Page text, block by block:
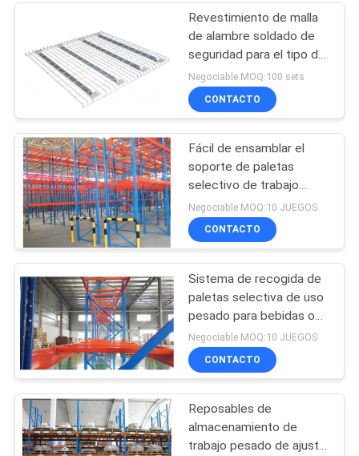
Revestimiento de malla
de alambre soldado de
seguridad para el tipo de
canal de paleta
Negociable MOQ:100 sets
CONTACTO
Fácil de ensamblar el
soporte de paletas
selectivo de trabajo
pesado estructura de
acero ajustable
Negociable MOQ:10 JUEGOS
CONTACTO
Sistema de recogida de
paletas selectiva de uso
pesado para bebidas o
prendas de vestir
Capacidad de 2800 libras
Negociable MOQ:10 JUEGOS
CONTACTO
Reposables de
almacenamiento de
trabajo pesado de ajuste